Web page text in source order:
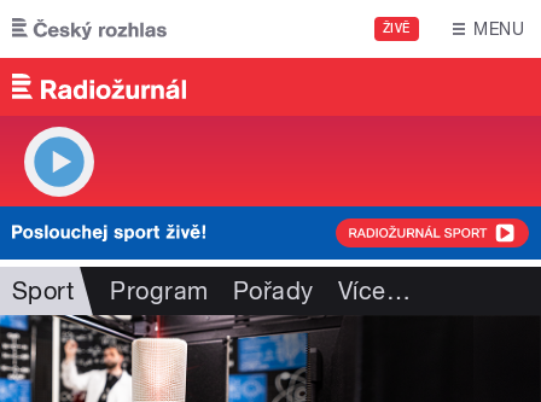
Přejít k hlavnímu obsahu
ŽIVĚ MENU
Sport Program Pořady Více…